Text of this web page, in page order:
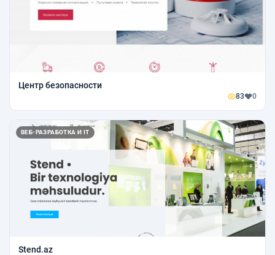
Центр безопасности
83 0
ВЕБ-РАЗРАБОТКА И IT
Stend.az